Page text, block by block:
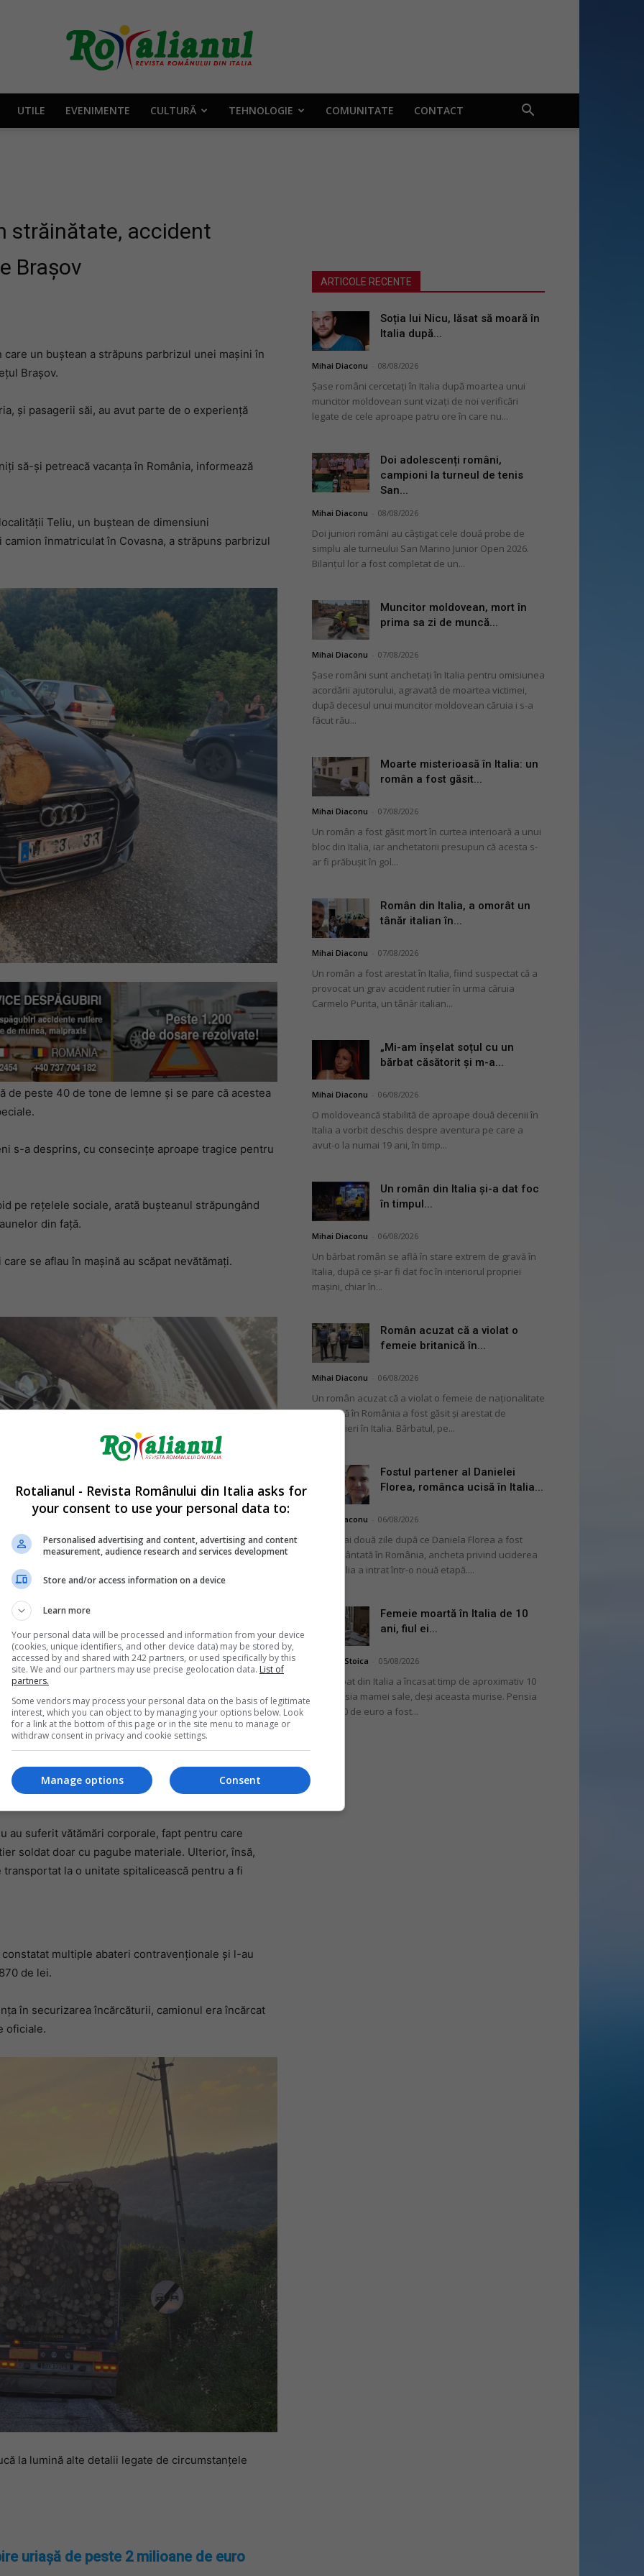
Rotalianul
românului
UTILE EVENIMENTE CULTURĂ TEHNOLOGIE COMUNITATE CONTACT
străinătate, accident
Brașov
un buștean a străpuns parbrizul unei mașini în
Brașov.
și pasagerii săi, au avut parte de o experiență
să-și petreacă vacanța în România, informează
Teliu, un buștean de dimensiuni
înmatriculat în Covasna, a străpuns parbrizul
de peste 40 de tone de lemne și se pare că acestea
s-a desprins, cu consecințe aproape tragice pentru
pe rețelele sociale, arată bușteanul străpungând
din față.
se aflau în mașină au scăpat nevătămați.
profund asupra șoferului, care a suferit un atac de
Sfântu Gheorghe pentru evaluare și îngrijiri
au suferit vătămări corporale, fapt pentru care
soldat doar cu pagube materiale. Ulterior, însă,
la o unitate spitalicească pentru a fi
multiple abateri contravenționale și l-au
de lei.
în securizarea încărcăturii, camionul era încărcat
oficiale.
la lumină alte detalii legate de circumstanțele
uriașă de peste 2 milioane de euro
ARTICOLE RECENTE
Soția lui Nicu, lăsat să moară în
Italia după...
Mihai Diaconu 08/08/2026
Șase români cercetați în Italia după moartea unui
muncitor moldovean sunt vizați de noi verificări
legate de cele aproape patru ore în care nu...
Doi adolescenți români,
campioni la turneul de tenis
San...
Mihai Diaconu 08/08/2026
Doi juniori români au câștigat cele două probe de
simplu ale turneului San Marino Junior Open 2026.
Bilanțul lor a fost completat de un...
Muncitor moldovean, mort în
prima sa zi de muncă...
Mihai Diaconu 07/08/2026
Șase români sunt anchetați în Italia pentru omisiunea
acordării ajutorului, agravată de moartea victimei,
după decesul unui muncitor moldovean căruia i s-a
făcut rău...
Moarte misterioasă în Italia: un
român a fost găsit...
Mihai Diaconu 07/08/2026
Un român a fost găsit mort în curtea interioară a unui
bloc din Italia, iar anchetatorii presupun că acesta s-
ar fi prăbușit în gol...
Român din Italia, a omorât un
tânăr italian în...
Mihai Diaconu 07/08/2026
Un român a fost arestat în Italia, fiind suspectat că a
provocat un grav accident rutier în urma căruia
Carmelo Purita, un tânăr italian...
„Mi-am înșelat soțul cu un
bărbat căsătorit și m-a...
Mihai Diaconu 06/08/2026
O moldoveancă stabilită de aproape două decenii în
Italia a vorbit deschis despre aventura pe care a
avut-o la numai 19 ani, în timp...
Un român din Italia și-a dat foc
în timpul...
Mihai Diaconu 06/08/2026
Un bărbat român se află în stare extrem de gravă în
Italia, după ce și-ar fi dat foc în interiorul propriei
mașini, chiar în...
Român acuzat că a violat o
femeie britanică în...
Mihai Diaconu 06/08/2026
Un român acuzat că a violat o femeie de naționalitate
britanică în România a fost găsit și arestat de
carabinieri în Italia. Bărbatul, pe...
Fostul partener al Danielei
Florea, românca ucisă în Italia...
Mihai Diaconu 06/08/2026
La numai două zile după ce Daniela Florea a fost
înmormântată în România, ancheta privind uciderea
sa în Italia a intrat într-o nouă etapă....
Femeie moartă în Italia de 10
ani, fiul ei...
Daniela Stoica 05/08/2026
Un bărbat din Italia a încasat timp de aproximativ 10
ani pensia mamei sale, deși aceasta murise. Pensia
de 2.000 de euro a fost...
Rotalianul - Revista Românului din Italia asks for
your consent to use your personal data to:
Personalised advertising and content, advertising and content
measurement, audience research and services development
Store and/or access information on a device
Learn more
Your personal data will be processed and information from your device
(cookies, unique identifiers, and other device data) may be stored by,
accessed by and shared with 242 partners, or used specifically by this
site. We and our partners may use precise geolocation data. List of
partners.
Some vendors may process your personal data on the basis of legitimate
interest, which you can object to by managing your options below. Look
for a link at the bottom of this page or in the site menu to manage or
withdraw consent in privacy and cookie settings.
Consent
Manage options